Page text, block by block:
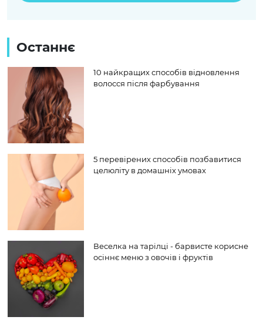
Останнє
10 найкращих способів відновлення
волосся після фарбування
5 перевірених способів позбавитися
целюліту в домашніх умовах
Веселка на тарілці - барвисте корисне
осіннє меню з овочів і фруктів